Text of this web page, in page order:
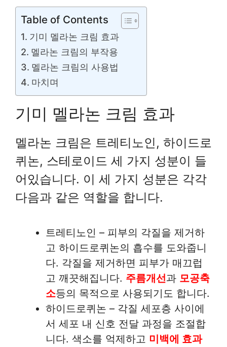
Table of Contents
기미 멜라논 크림 효과
멜라논 크림의 부작용
멜라논 크림의 사용법
마치며
기미 멜라논 크림 효과
멜라논 크림은 트레티노인, 하이드로
퀴논, 스테로이드 세 가지 성분이 들
어있습니다. 이 세 가지 성분은 각각
다음과 같은 역할을 합니다.
트레티노인 – 피부의 각질을 제거하
고 하이드로퀴논의 흡수를 도와줍니
다. 각질을 제거하면 피부가 매끄럽
고 깨끗해집니다. 주름개선과 모공축
소등의 목적으로 사용되기도 합니다.
하이드로퀴논 – 각질 세포층 사이에
서 세포 내 신호 전달 과정을 조절합
니다. 색소를 억제하고 미백에 효과